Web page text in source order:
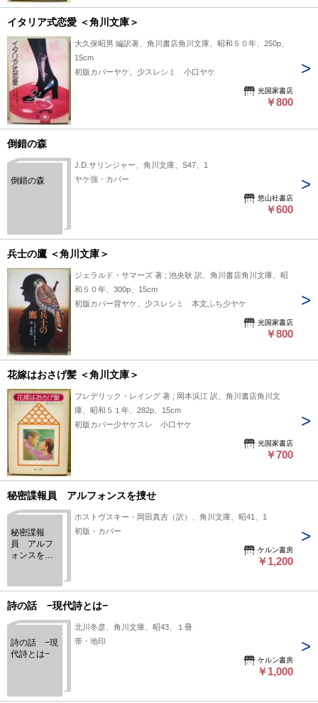
イタリア式恋愛 ＜角川文庫＞
大久保昭男 編訳著、角川書店角川文庫、昭和５０年、250p、
15cm
初版カバーヤケ、少スレシミ 小口ヤケ
光国家書店
￥800
倒錯の森
倒錯の森
J.D.サリンジャー、角川文庫、S47、1
ヤケ強・カバー
悠山社書店
￥600
兵士の鷹 ＜角川文庫＞
ジェラルド・サマーズ 著 ; 池央耿 訳、角川書店角川文庫、昭
和５０年、300p、15cm
初版カバー背ヤケ、少スレシミ 本文ふち少ヤケ
光国家書店
￥800
花嫁はおさげ髪 ＜角川文庫＞
フレデリック・レイング 著 ; 岡本浜江 訳、角川書店角川文
庫、昭和５１年、282p、15cm
初版カバー少ヤケスレ 小口ヤケ
光国家書店
￥700
秘密諜報員 アルフォンスを捜せ
秘密諜報
員 アルフ
ォンスを捜
ホストヴスキー・岡田真吉（訳）、角川文庫、昭41、1
初版・カバー
ケルン書房
￥1,200
詩の話 −現代詩とは−
詩の話 −現
代詩とは−
北川冬彦、角川文庫、昭43、１冊
帯・地印
ケルン書房
￥1,000